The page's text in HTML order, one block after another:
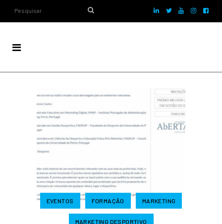
EVENTOS FORMAÇÃO MARKETING
MARKETING DESPORTIVO